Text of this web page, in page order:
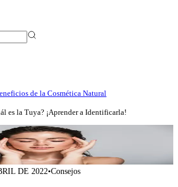
de la Cosmética Natural
es la Tuya? ¡Aprender a Identificarla!
DE 2022•Consejos